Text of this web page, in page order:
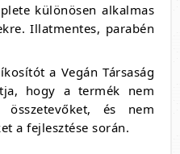
különösen alkalmas
Illatmentes, parabén
a Vegán Társaság
hogy a termék nem
és nem
a fejlesztése során.